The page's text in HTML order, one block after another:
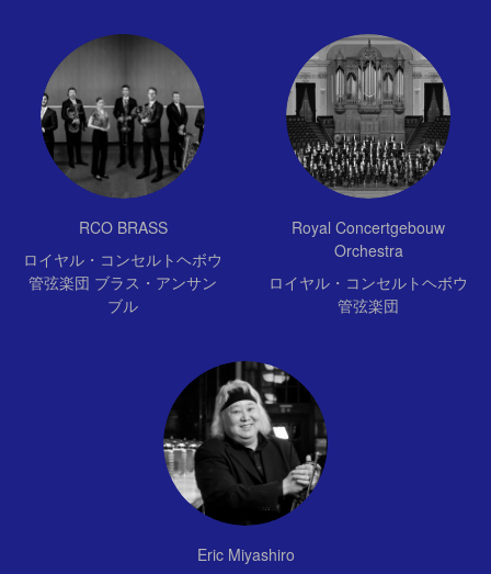
RCO BRASS
ロイヤル・コンセルトヘボウ
管弦楽団 ブラス・アンサン
ブル
Royal Concertgebouw
Orchestra
ロイヤル・コンセルトヘボウ
管弦楽団
Eric Miyashiro